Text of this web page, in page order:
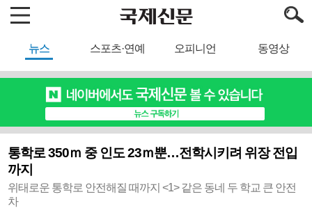
뉴스 스포츠·연예 오피니언 동영상
통학로 350ｍ 중 인도 23ｍ뿐…전학시키려 위장 전입
까지
위태로운 통학로 안전해질 때까지 <1> 같은 동네 두 학교 큰 안전
차